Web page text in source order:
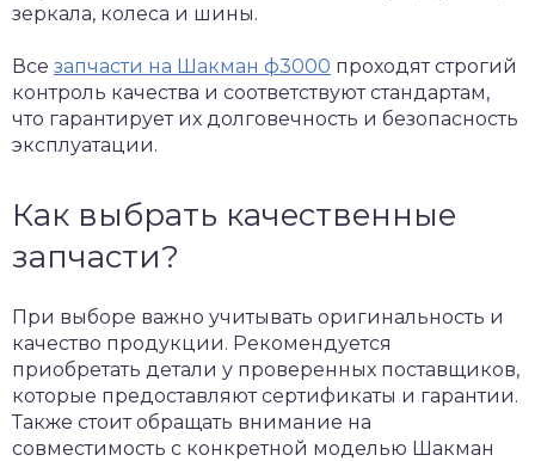
зеркала, колеса и шины.
Все запчасти на Шакман ф3000 проходят строгий
контроль качества и соответствуют стандартам,
что гарантирует их долговечность и безопасность
эксплуатации.
Как выбрать качественные
запчасти?
При выборе важно учитывать оригинальность и
качество продукции. Рекомендуется
приобретать детали у проверенных поставщиков,
которые предоставляют сертификаты и гарантии.
Также стоит обращать внимание на
совместимость с конкретной моделью Шакман